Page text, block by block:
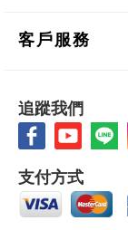
客戶服務
追蹤我們
支付方式